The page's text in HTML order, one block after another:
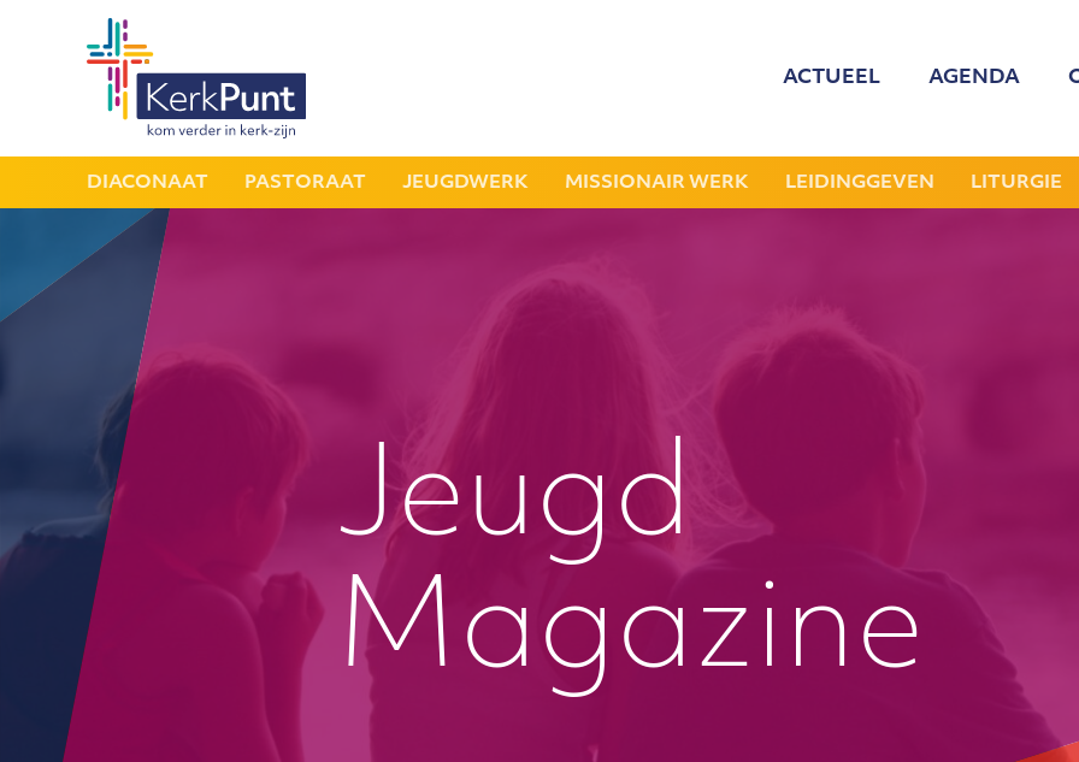
ACTUEEL AGENDA
DIACONAAT PASTORAAT JEUGDWERK MISSIONAIR WERK LEIDINGGEVEN LITURGIE
Jeugd
Magazine